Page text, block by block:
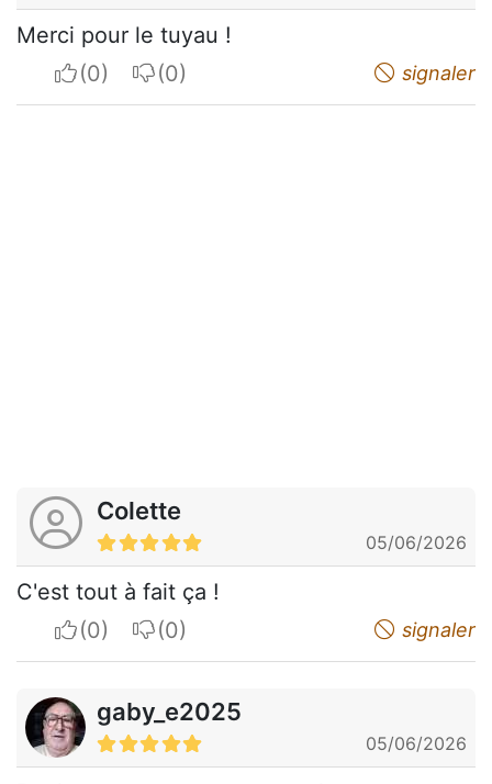
Merci pour le tuyau !
I apreciateI do not appreciate signaler
Colette
05/06/2026
C'est tout à fait ça !
I apreciateI do not appreciate signaler
gaby_e2025
05/06/2026